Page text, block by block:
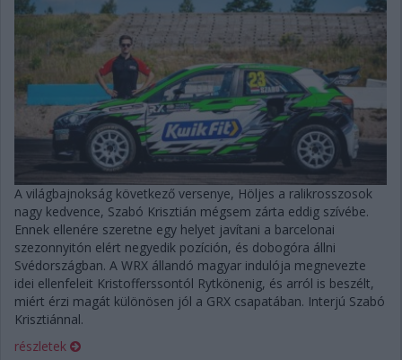
A világbajnokság következő versenye, Höljes a ralikrosszosok
nagy kedvence, Szabó Krisztián mégsem zárta eddig szívébe.
Ennek ellenére szeretne egy helyet javítani a barcelonai
szezonnyitón elért negyedik pozíción, és dobogóra állni
Svédországban. A WRX állandó magyar indulója megnevezte
idei ellenfeleit Kristofferssontól Rytkönenig, és arról is beszélt,
miért érzi magát különösen jól a GRX csapatában. Interjú Szabó
Krisztiánnal.
részletek